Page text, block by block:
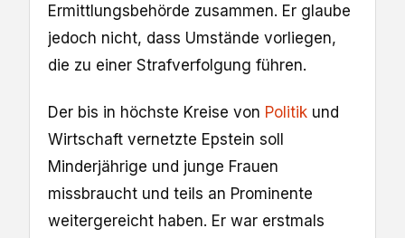
Ermittlungsbehörde zusammen. Er glaube
jedoch nicht, dass Umstände vorliegen,
die zu einer Strafverfolgung führen.
Der bis in höchste Kreise von Politik und
Wirtschaft vernetzte Epstein soll
Minderjährige und junge Frauen
missbraucht und teils an Prominente
weitergereicht haben. Er war erstmals